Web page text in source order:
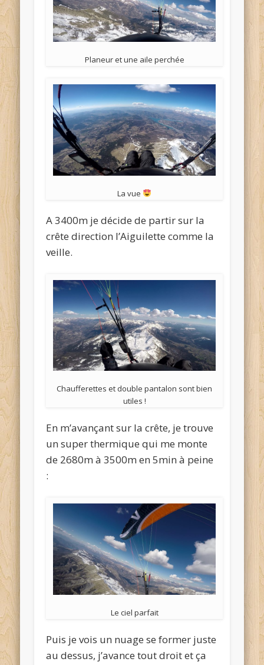
Planeur et une aile perchée
La vue
A 3400m je décide de partir sur la
crête direction l’Aiguilette comme la
veille.
Chaufferettes et double pantalon sont bien
utiles !
En m’avançant sur la crête, je trouve
un super thermique qui me monte
de 2680m à 3500m en 5min à peine
:
Le ciel parfait
Puis je vois un nuage se former juste
au dessus, j’avance tout droit et ça